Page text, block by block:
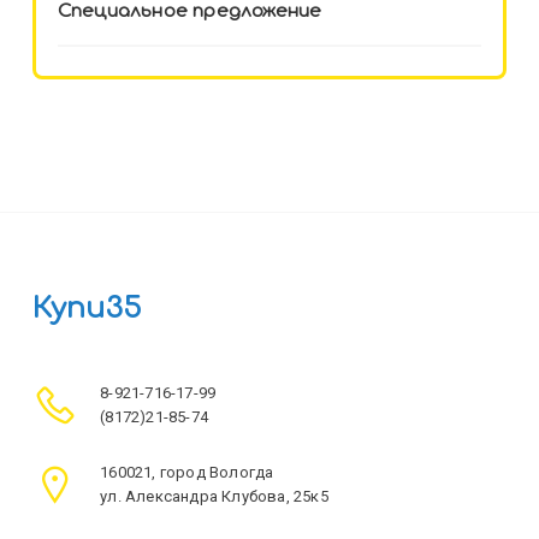
Специальное предложение
Купи35
8-921-716-17-99
(8172)21-85-74
160021, город Вологда
ул. Александра Клубова, 25к5